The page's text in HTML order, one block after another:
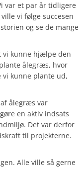
var et par år tidligere
vi følge succesen
og se de mange
vi kunne hjælpe den
ålegræs, hvor
vi kunne plante ud,
ålegræs var
en aktiv indsats
Det var derfor
til projekterne.
Alle ville så gerne